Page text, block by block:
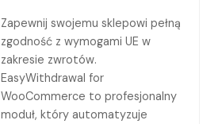
Zapewnij swojemu sklepowi pełną
zgodność z wymogami UE w
zakresie zwrotów.
EasyWithdrawal for
WooCommerce to profesjonalny
moduł, który automatyzuje